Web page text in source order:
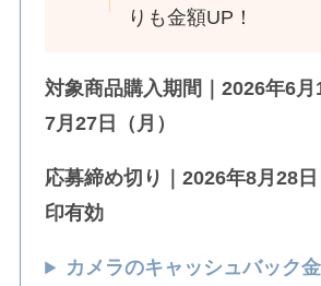
りも金額UP！
対象商品購入期間｜2026年6
7月27日（月）
応募締め切り｜2026年8月28
印有効
カメラのキャッシュバック